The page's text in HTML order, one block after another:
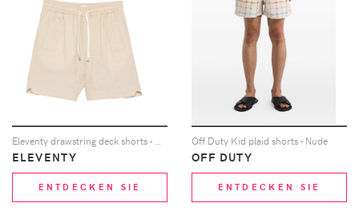
ELEVENTY
ENTDECKEN SIE
Off Duty Kid plaid shorts - Nude
OFF DUTY
ENTDECKEN SIE